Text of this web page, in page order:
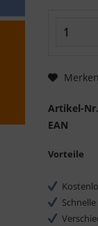
Merken
Artikel-
EAN
Vorteile